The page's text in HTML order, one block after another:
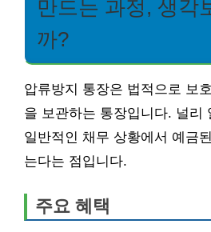
만드는 과정, 생각
까?
압류방지 통장은 법적으로 보
을 보관하는 통장입니다. 널리
일반적인 채무 상황에서 예금
는다는 점입니다.
주요 혜택